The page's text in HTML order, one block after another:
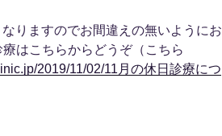
なりますのでお間違えの無いようにお
はこちらからどうぞ（こちら
2019/11/02/11月の休日診療につ